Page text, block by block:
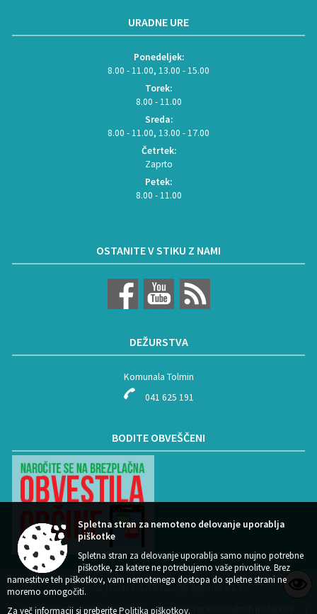
URADNE URE
Ponedeljek:
8.00 - 11.00, 13.00 - 15.00
Torek:
8.00 - 11.00
Sreda:
8.00 - 11.00, 13.00 - 17.00
Četrtek:
Zaprto
Petek:
8.00 - 11.00
OSTANITE V STIKU Z NAMI
DEŽURSTVA
Komunala Tolmin
041 625 191
BODITE OBVEŠČENI
Zasnova, izvedba in vzdrževanje: Sigmateh d.o.o.
Splošni pogoji spletne strani | Center za varstvo osebnih podatkov
Spletna stran za nemoteno delovanje uporablja
piškotke
Spletna stran za delovanje uporablja samo nujno potrebne
piškotke, za katere ne potrebujemo vaše privolitve. Brez
namestitve teh piškotkov, vam nemotenega dostopa do spletne strani ne
moremo omogočiti.
Za več informacij si preberitePolitika piškotkov.